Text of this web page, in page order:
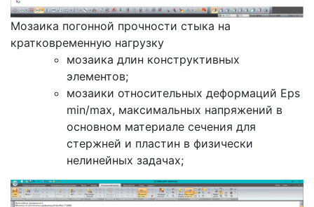
Мозаика погонной прочности стыка на
кратковременную нагрузку
мозаика длин конструктивных
элементов;
мозаики относительных деформаций Eps
min/max, максимальных напряжений в
основном материале сечения для
стержней и пластин в физически
нелинейных задачах;